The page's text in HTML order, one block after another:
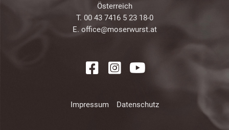
Österreich
T. 00 43 7416 5 23 18-0
E. office@moserwurst.at
Impressum Datenschutz